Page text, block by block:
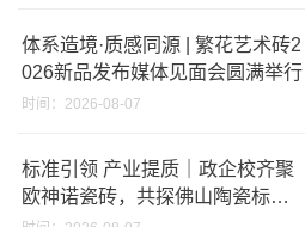
体系造境·质感同源 | 繁花艺术砖2
026新品发布媒体见面会圆满举行
时间：2026-08-07
标准引领 产业提质｜政企校齐聚
欧神诺瓷砖，共探佛山陶瓷标准